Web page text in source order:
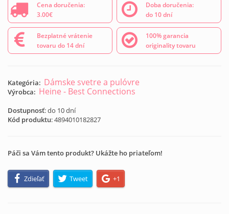
Cena doručenia:
3.00€
Doba doručenia:
do 10 dní
Bezplatné vrátenie
tovaru do 14 dní
100% garancia
originality tovaru
Kategória: Dámske svetre a pulóvre
Výrobca: Heine - Best Connections
Dostupnosť: do 10 dní
Kód produktu:4894010182827
Páči sa Vám tento produkt? Ukážte ho priateľom!
Zdieľať Tweet +1